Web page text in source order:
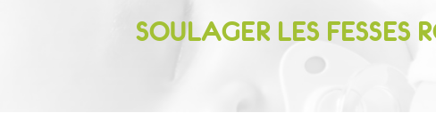
SOULAGER LES FESSES